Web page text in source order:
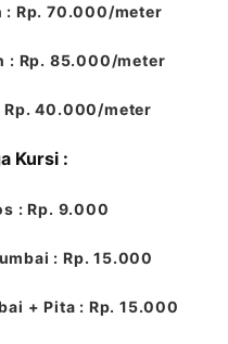
: Rp. 70.000/meter
: Rp. 85.000/meter
Rp. 40.000/meter
Kursi :
: Rp. 9.000
: Rp. 15.000
+ Pita : Rp. 15.000